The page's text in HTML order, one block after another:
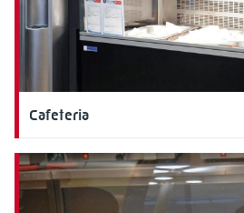
Cafeteria